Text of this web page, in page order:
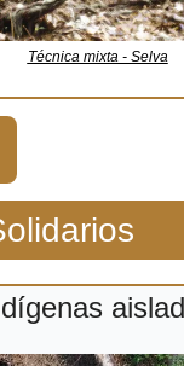
Técnica mixta - Selva